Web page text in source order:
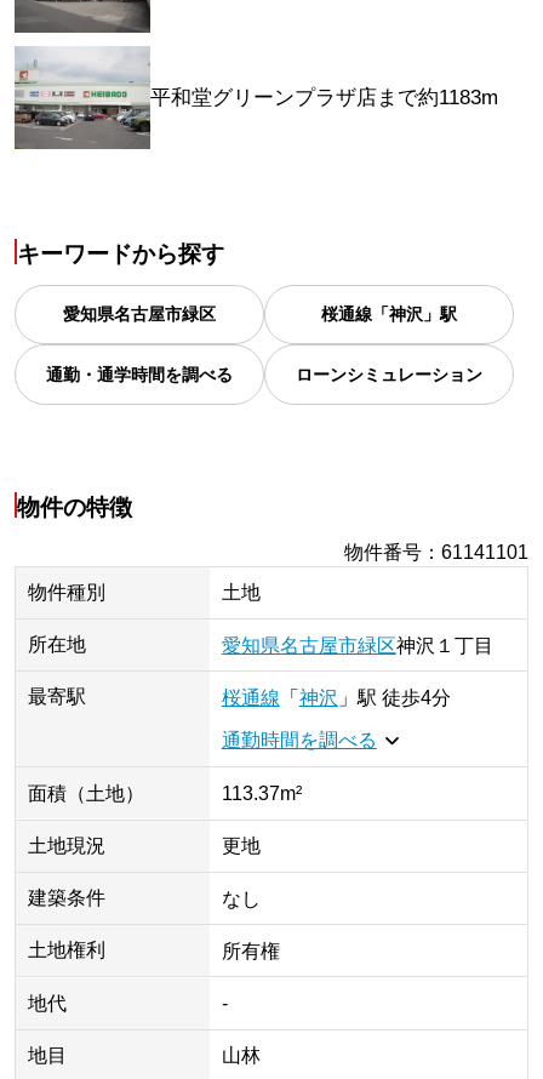
平和堂グリーンプラザ店まで約1183m
キーワードから探す
愛知県名古屋市緑区 桜通線「神沢」駅
通勤・通学時間を調べる ローンシミュレーション
物件の特徴
物件番号 ：61141101
物件種別
土地
所在地 愛知県名古屋市緑区神沢 １丁目
最寄駅 桜通線 「 神沢 」 駅 徒歩4分
通勤時間を調べる
面積（土地） 113.37m²
土地現況 更地
建築条件 なし
土地権利 所有権
地代 -
地目 山林